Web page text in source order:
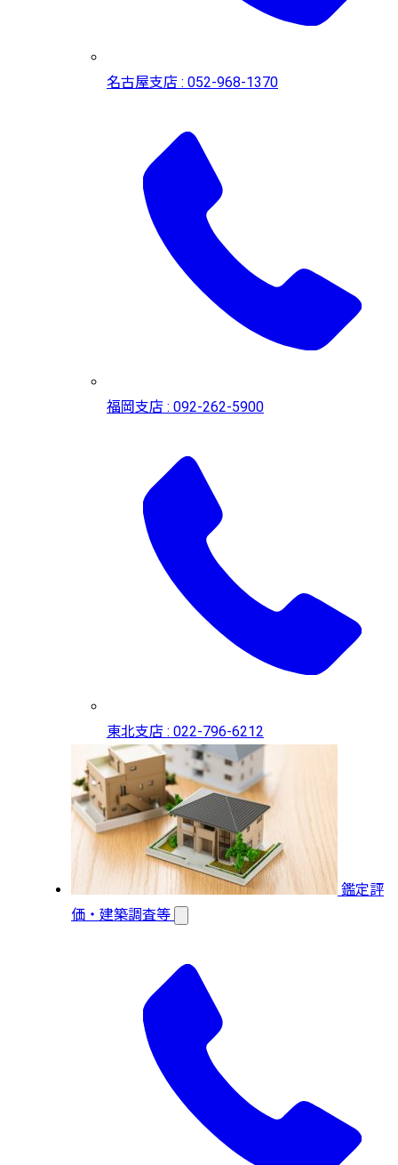
名古屋支店 : 052-968-1370
福岡支店 : 092-262-5900
東北支店 : 022-796-6212
鑑定評
価・建築調査等